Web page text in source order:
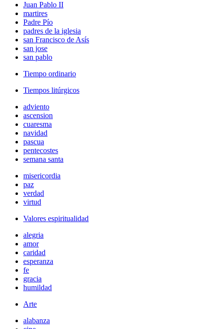
Juan Pablo II
martires
Padre Pío
padres de la iglesia
san Francisco de Asís
san jose
san pablo
Tiempo ordinario
Tiempos litúrgicos
adviento
ascension
cuaresma
navidad
pascua
pentecostes
semana santa
misericordia
paz
verdad
virtud
Valores espiritualidad
alegria
amor
caridad
esperanza
fe
gracia
humildad
Arte
alabanza